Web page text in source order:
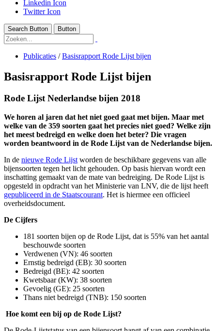
Linkedin Icon
Twitter Icon
Search Button Button
Publicaties /Basisrapport Rode Lijst bijen
Basisrapport Rode Lijst bijen
Rode Lijst Nederlandse bijen 2018
We horen al jaren dat het niet goed gaat met bijen. Maar met
welke van de 359 soorten gaat het precies niet goed? Welke zijn
het meest bedreigd en welke doen het beter? Die vragen
worden beantwoord in de Rode Lijst van de Nederlandse bijen.
In de nieuwe Rode Lijst worden de beschikbare gegevens van alle
bijensoorten tegen het licht gehouden. Op basis hiervan wordt een
inschatting gemaakt van de mate van bedreiging. De Rode Lijst is
opgesteld in opdracht van het Ministerie van LNV, die de lijst heeft
gepubliceerd in de Staatscourant. Het is hiermee een officieel
overheidsdocument.
De Cijfers
181 soorten bijen op de Rode Lijst, dat is 55% van het aantal
beschouwde soorten
Verdwenen (VN): 46 soorten
Ernstig bedreigd (EB): 30 soorten
Bedreigd (BE): 42 soorten
Kwetsbaar (KW): 38 soorten
Gevoelig (GE): 25 soorten
Thans niet bedreigd (TNB): 150 soorten
Hoe komt een bij op de Rode Lijst?